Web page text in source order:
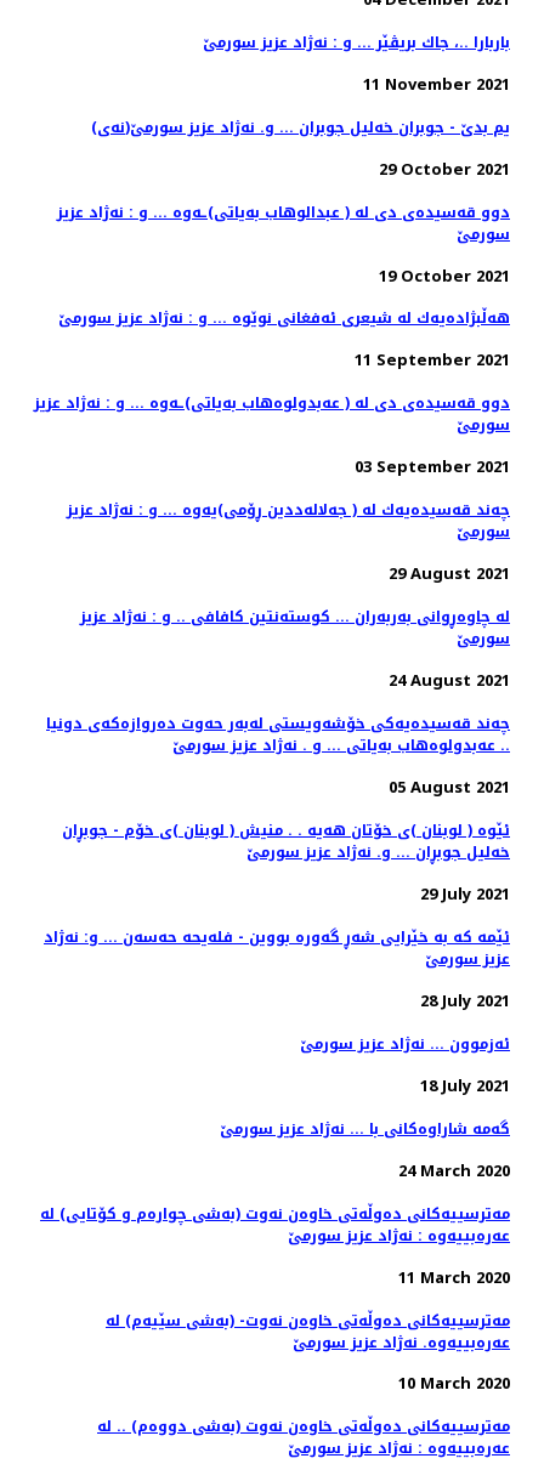
باربارا ..، جاك بریڤێر ... و : نه‌ژاد عزیز سورمێ
11 November 2021
(نه‌ی)یم بدێ - جوبران خه‌لیل جوبران ... و. نه‌ژاد عزیز سورمێ
29 October 2021
دوو قه‌سیده‌ی دی له‌ ( عبدالوهاب به‌یاتی)ـه‌وه ... و : نه‌ژاد عزیز
سورمێ
19 October 2021
هه‌ڵبژاده‌یه‌ك له‌ شیعری ئه‌فغانی نوێوه‌ ... و : نه‌ژاد عزیز سورمێ
11 September 2021
دوو قه‌سیده‌ی دی له‌ ( عه‌بدولوه‌هاب به‌یاتی)ـه‌وه ... و : نه‌ژاد عزیز
سورمێ
03 September 2021
چه‌ند قه‌سیده‌یه‌ك له‌ ( جه‌لاله‌ددین ڕۆمی)یه‌وه‌ ... و : نه‌ژاد عزیز
سورمێ
29 August 2021
له‌ چاوه‌ڕوانی به‌ربه‌ران ... كوسته‌نتین كافافی .. و : نه‌ژاد عزیز
سورمێ
24 August 2021
چه‌ند قه‌سیده‌یه‌كی خۆشه‌ویستی له‌به‌ر حه‌وت ده‌روازه‌كه‌ی دونیا
.. عه‌بدولوه‌هاب به‌یاتی ... و . نه‌ژاد عزیز سورمێ
05 August 2021
ئێوه ‌( لوبنان )ی خۆتان هه‌یه‌ . . منیش ( لوبنان )ی خۆم - جوبڕان
خه‌لیل جوبڕان ... و. نه‌ژاد عزیز سورمێ
29 July 2021
ئێمه‌ كه‌ به‌ خێرایی شه‌ڕ گه‌وره‌ بووین - فله‌یحه حه‌سه‌ن‌ ... و: نه‌ژاد
عزیز سورمێ
28 July 2021
ئەزموون ... نەژاد عزیز سورمێ
18 July 2021
گه‌مه‌ شاراوه‌كانی با ... نه‌ژاد عزیز سورمێ
24 March 2020
مه‌ترسییه‌كانی ده‌وڵه‌تی خاوه‌ن نه‌وت (به‌شی چواره‌م و كۆتایی) له‌
عه‌ره‌بییه‌وه‌ : نه‌ژاد عزیز سورمێ
11 March 2020
مه‌ترسییه‌كانی ده‌وڵه‌تی خاوه‌ن نه‌وت- (به‌شی سێیه‌م) له‌
عه‌ره‌بییه‌وه. نه‌ژاد عزیز سورمێ
10 March 2020
مه‌ترسییه‌كانی ده‌وڵه‌تی خاوه‌ن نه‌وت (به‌شی دووه‌م) .. له‌
عه‌ره‌بییه‌وه‌ : نه‌ژاد عزیز سورمێ